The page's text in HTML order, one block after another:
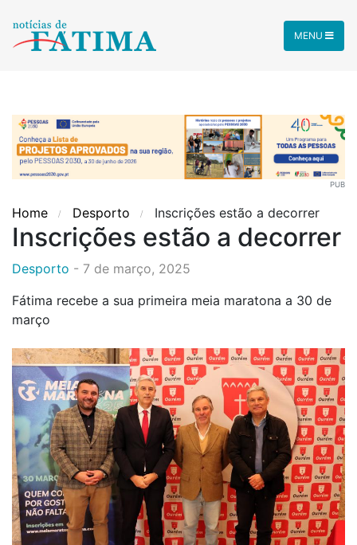
MENU
PUB
Home Desporto Inscrições estão a decorrer
Inscrições estão a decorrer
Desporto - 7 de março, 2025
Fátima recebe a sua primeira meia maratona a 30 de
março